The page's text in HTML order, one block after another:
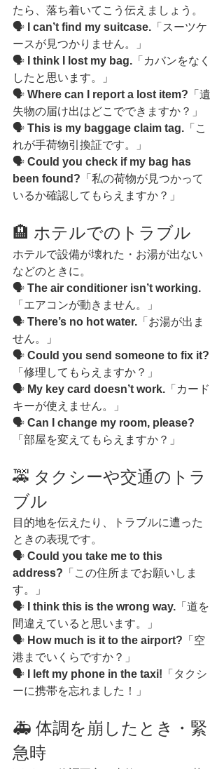
たら、落ち着いてこう伝えましょう。
🗣️
I can’t find my suitcase. 「スーツケ
ースが見つかりません。」
🗣️
I think I lost my bag. 「カバンをなく
したと思います。」
🗣️ Where can I report a lost item? 「遺
失物の届け出はどこでできますか？」
🗣️ This is my baggage claim tag. 「こ
れが手荷物引換証です。」
🗣️ Could you check if my bag has
been found? 「私の荷物が見つかって
いるか確認してもらえますか？」
🏨 ホテルでのトラブル
ホテルで設備が壊れた・お湯が出ない
などのときに。
🗣️ The air conditioner isn’t working.
「エアコンが動きません。」
🗣️ There’s no hot water. 「お湯が出ま
せん。」
🗣️ Could you send someone to fix it?
「修理してもらえますか？」
🗣️ My key card doesn’t work. 「カード
キーが使えません。」
🗣️ Can I change my room, please?
「部屋を変えてもらえますか？」
🚕 タクシーや交通のトラ
ブル
目的地を伝えたり、トラブルに遭った
ときの表現です。
🗣️ Could you take me to this
address? 「この住所までお願いしま
す。」
🗣️
I think this is the wrong way. 「道を
間違えていると思います。」
🗣️ How much is it to the airport? 「空
港までいくらですか？」
🗣️
I left my phone in the taxi! 「タクシ
ーに携帯を忘れました！」
🚑 体調を崩したとき・緊
急時